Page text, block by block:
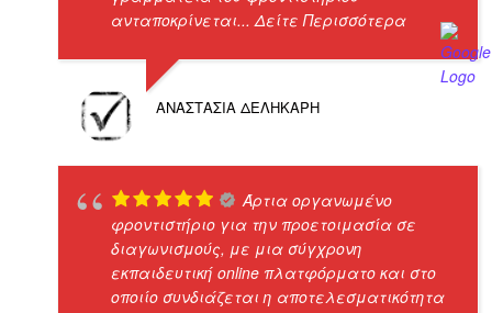
ανταποκρίνεται... Δείτε Περισσότερα
ΑΝΑΣΤΑΣΊΑ ΔΕΛΗΚΆΡΗ
Άρτια οργανωμένο
φροντιστήριο για την προετοιμασία σε
διαγωνισμούς, με μια σύγχρονη
εκπαιδευτική online πλατφόρματο και στο
οποιίο συνδιάζεται η αποτελεσματικότητα